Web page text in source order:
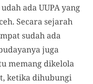
ada UUPA yang
Secara sejarah
sudah ada
juga
memang dikelola
ketika dihubungi